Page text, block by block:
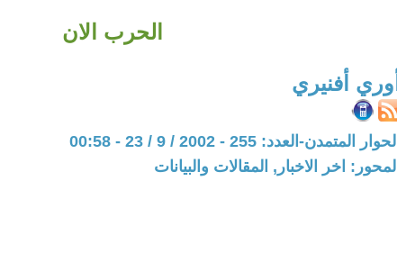
الحرب الان
أوري أفنيري
الحوار المتمدن-العدد: 255 - 2002 / 9 / 23 - 00:58
المحور: اخر الاخبار, المقالات والبيانات